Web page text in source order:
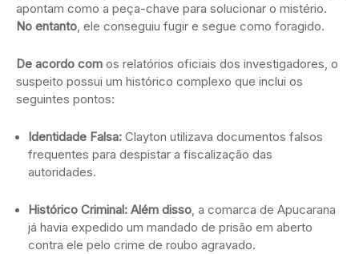
apontam como a peça-chave para solucionar o mistério.
No entanto, ele conseguiu fugir e segue como foragido.
De acordo com os relatórios oficiais dos investigadores, o
suspeito possui um histórico complexo que inclui os
seguintes pontos:
Identidade Falsa: Clayton utilizava documentos falsos
frequentes para despistar a fiscalização das
autoridades.
Histórico Criminal: Além disso, a comarca de Apucarana
já havia expedido um mandado de prisão em aberto
contra ele pelo crime de roubo agravado.